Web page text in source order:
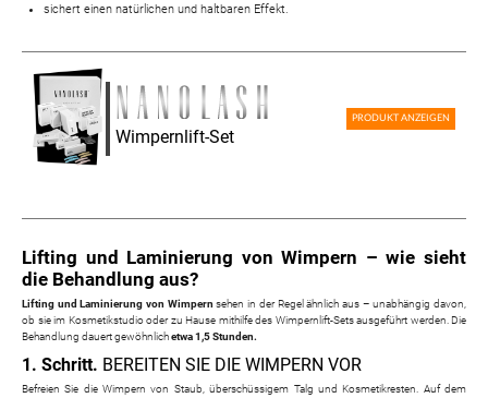
sichert einen natürlichen und haltbaren Effekt.
Wimpernlift-Set
PRODUKT ANZEIGEN
Lifting und Laminierung von Wimpern – wie sieht
die Behandlung aus?
Lifting und Laminierung von Wimpern sehen in der Regel ähnlich aus – unabhängig davon,
ob sie im Kosmetikstudio oder zu Hause mithilfe des Wimpernlift-Sets ausgeführt werden. Die
Behandlung dauert gewöhnlichetwa 1,5 Stunden.
1. Schritt. BEREITEN SIE DIE WIMPERN VOR
Befreien Sie die Wimpern von Staub, überschüssigem Talg und Kosmetikresten. Auf dem